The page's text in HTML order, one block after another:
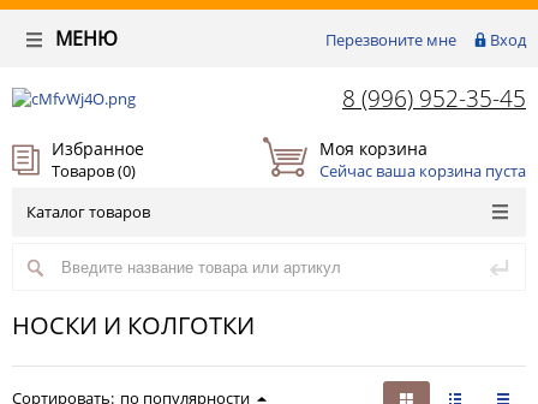
Перезвоните мне Вход
МЕНЮ
8 (996) 952-35-45
Избранное
Товаров (0)
Моя корзина
Сейчас ваша корзина пуста
Каталог товаров
НОСКИ И КОЛГОТКИ
Сортировать: по популярности